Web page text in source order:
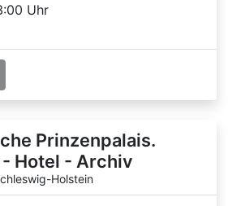
Uhr
Prinzenpalais.
Hotel - Archiv
Holstein